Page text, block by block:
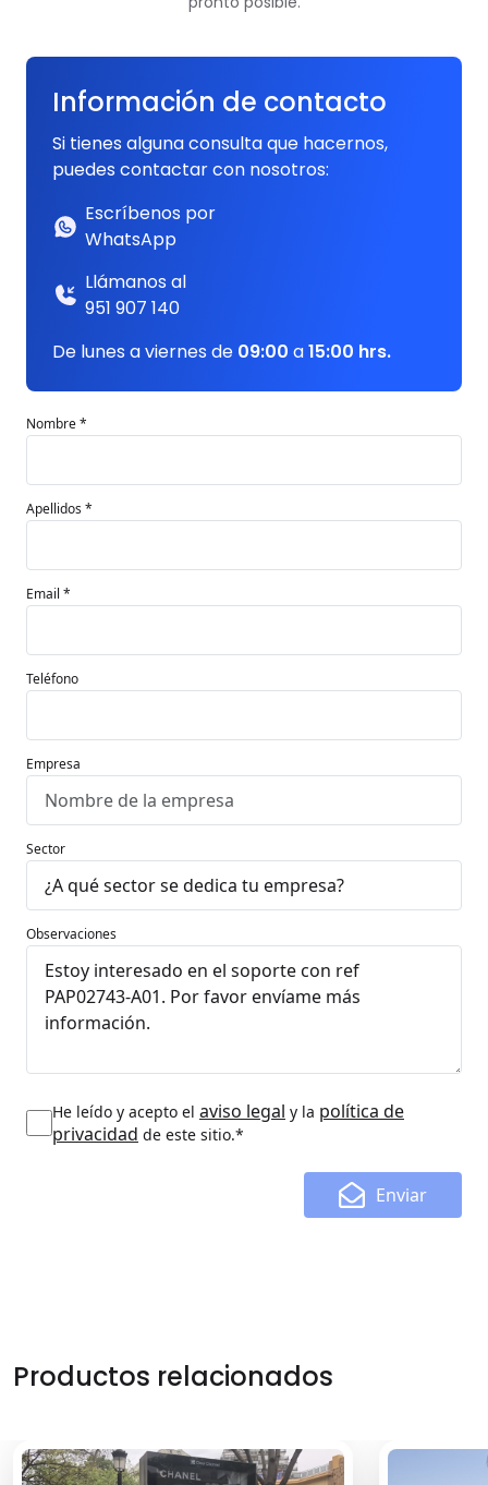
Información de contacto
Si tienes alguna consulta que hacernos,
puedes contactar con nosotros:
Escríbenos por
WhatsApp
Llámanos al
951 907 140
De lunes a viernes de 09:00 a15:00 hrs.
Nombre *
Apellidos *
Email *
Teléfono
Empresa
Sector
Observaciones
He leído y acepto el aviso legal y la política de
privacidad de este sitio.*
Enviar
Productos relacionados